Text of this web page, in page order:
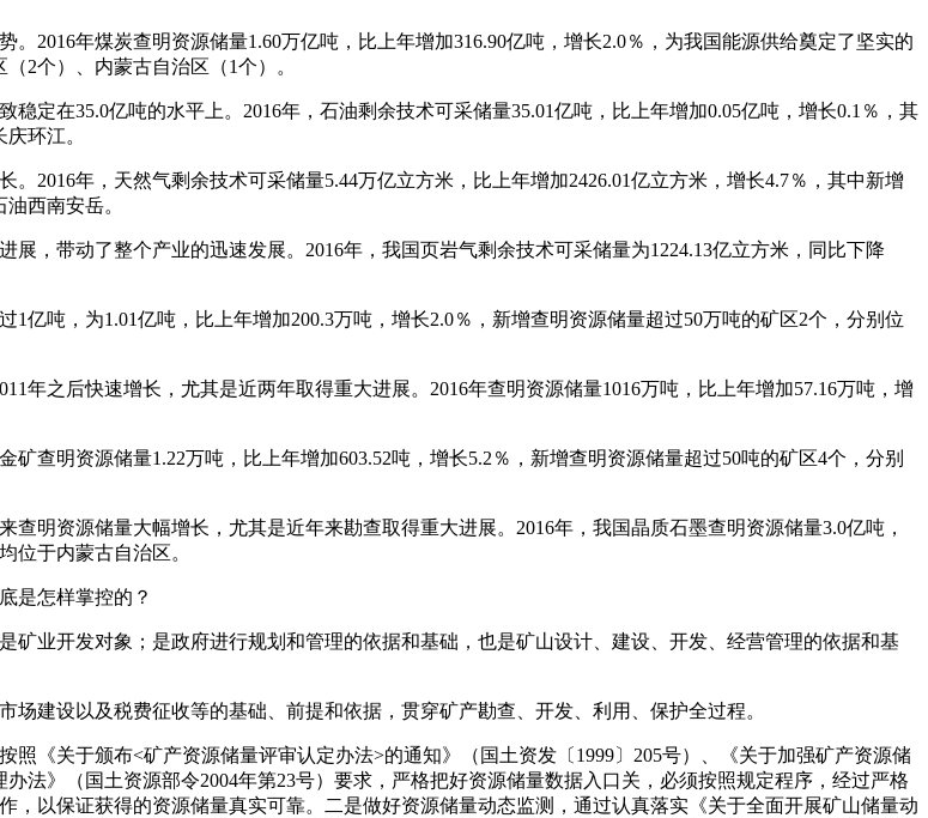
年煤炭查明资源储量1.60万亿吨，比上年增加316.90亿吨，增长2.0％，为我国能源供给奠定了坚实的
2个）、内蒙古自治区（1个）。
在35.0亿吨的水平上。2016年，石油剩余技术可采储量35.01亿吨，比上年增加0.05亿吨，增长0.1％，其
环江。
年，天然气剩余技术可采储量5.44万亿立方米，比上年增加2426.01亿立方米，增长4.7％，其中新增
西南安岳。
带动了整个产业的迅速发展。2016年，我国页岩气剩余技术可采储量为1224.13亿立方米，同比下降
吨，为1.01亿吨，比上年增加200.3万吨，增长2.0％，新增查明资源储量超过50万吨的矿区2个，分别位
之后快速增长，尤其是近两年取得重大进展。2016年查明资源储量1016万吨，比上年增加57.16万吨，增
明资源储量1.22万吨，比上年增加603.52吨，增长5.2％，新增查明资源储量超过50吨的矿区4个，分别
资源储量大幅增长，尤其是近年来勘查取得重大进展。2016年，我国晶质石墨查明资源储量3.0亿吨，
位于内蒙古自治区。
是怎样掌控的？
业开发对象；是政府进行规划和管理的依据和基础，也是矿山设计、建设、开发、经营管理的依据和基
设以及税费征收等的基础、前提和依据，贯穿矿产勘查、开发、利用、保护全过程。
关于颁布<矿产资源储量评审认定办法>的通知》（国土资发〔1999〕205号）、《关于加强矿产资源储
法》（国土资源部令2004年第23号）要求，严格把好资源储量数据入口关，必须按照规定程序，经过严格
以保证获得的资源储量真实可靠。二是做好资源储量动态监测，通过认真落实《关于全面开展矿山储量动